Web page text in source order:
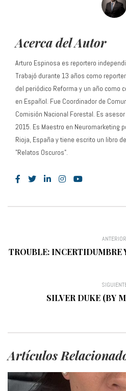
Acerca del Autor
Arturo Espinosa es reportero
Trabajó durante 13 años como
del periódico Reforma y un año como
en Español. Fue Coordinador de
Comisión Nacional Forestal. Es
2015. Es Maestro en Neuromarketing
Rioja, España y tiene escrito un libro
"Relatos Oscuros".
ANTERIOR
TROUBLE: INCERTIDUMBRE
SILVER DUKE (BY
Artículos